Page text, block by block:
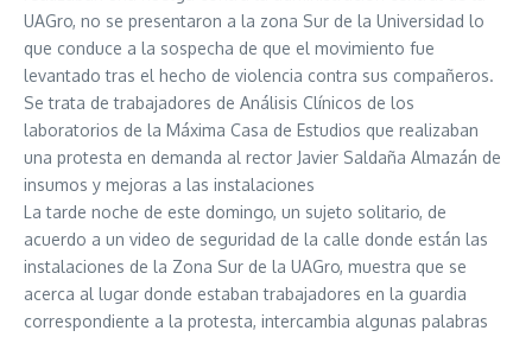
UAGro, no se presentaron a la zona Sur de la Universidad lo
que conduce a la sospecha de que el movimiento fue
levantado tras el hecho de violencia contra sus compañeros.
Se trata de trabajadores de Análisis Clínicos de los
laboratorios de la Máxima Casa de Estudios que realizaban
una protesta en demanda al rector Javier Saldaña Almazán de
insumos y mejoras a las instalaciones
La tarde noche de este domingo, un sujeto solitario, de
acuerdo a un video de seguridad de la calle donde están las
instalaciones de la Zona Sur de la UAGro, muestra que se
acerca al lugar donde estaban trabajadores en la guardia
correspondiente a la protesta, intercambia algunas palabras